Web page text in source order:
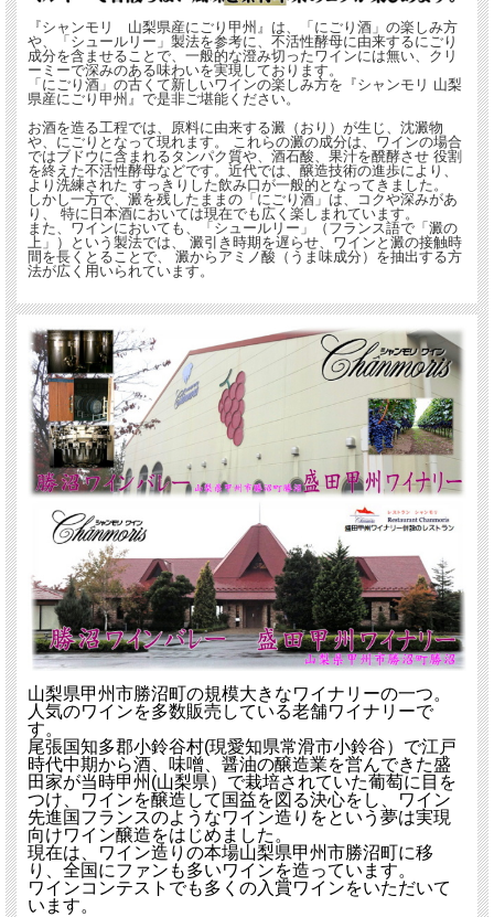
品目:果実酒 原材料:ぶどう(山梨県産甲州種)/酸化防止剤
(亜硫酸塩) アルコール分:11.5％ 内容量:720ml タイプ:や
や甘口 さわやか 飲み頃：7～9℃
製造者：盛田甲州ワイナリー株式会社 山梨県甲州市勝沼
町勝沼2842
『シャンモリ 山梨県産にごり甲州』は、「にごり酒」の楽しみ方
や、「シュールリー」製法を参考に、不活性酵母に由来するにごり
成分を含ませることで、一般的な澄み切ったワインには無い、クリ
ーミーで深みのある味わいを実現しております。
「にごり酒」の古くて新しいワインの楽しみ方を『シャンモリ 山梨
県産にごり甲州』で是非ご堪能ください。
お酒を造る工程では、原料に由来する澱（おり）が生じ、沈澱物
や、にごりとなって現れます。 これらの澱の成分は、ワインの場合
ではブドウに含まれるタンパク質や、酒石酸、果汁を醗酵させ 役割
を終えた不活性酵母などです。近代では、醸造技術の進歩により、
より洗練された すっきりした飲み口が一般的となってきました。
しかし一方で、澱を残したままの「にごり酒」は、コクや深みがあ
り、 特に日本酒においては現在でも広く楽しまれています。
また、ワインにおいても、「シュールリー」（フランス語で「澱の
上」）という製法では、 澱引き時期を遅らせ、ワインと澱の接触時
間を長くとることで、 澱からアミノ酸（うま味成分）を抽出する方
法が広く用いられています。
山梨県甲州市勝沼町の規模大きなワイナリーの一つ。
人気のワインを多数販売している老舗ワイナリーで
す。
尾張国知多郡小鈴谷村(現愛知県常滑市小鈴谷）で江戸
時代中期から酒、味噌、醤油の醸造業を営んできた盛
田家が当時甲州(山梨県）で栽培されていた葡萄に目を
つけ、ワインを醸造して国益を図る決心をし、ワイン
先進国フランスのようなワイン造りをという夢は実現
向けワイン醸造をはじめました。
現在は、ワイン造りの本場山梨県甲州市勝沼町に移
り、全国にファンも多いワインを造っています。
ワインコンテストでも多くの入賞ワインをいただいて
います。